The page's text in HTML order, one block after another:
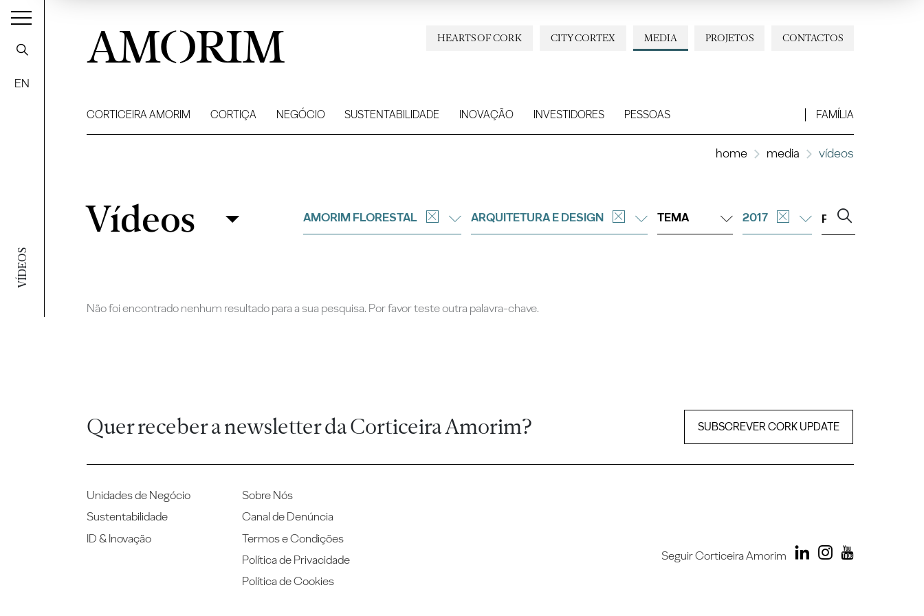
VÍDEOS
EN
AMORIM CONTACTOS
PROJETOS
MEDIA
CITY CORTEX
HEARTS OF CORK
CORTICEIRA AMORIM CORTIÇA NEGÓCIO SUSTENTABILIDADE INOVAÇÃO INVESTIDORES PESSOAS FAMÍLIA
home media vídeos
Filtrar
Vídeos AMORIM FLORESTAL ARQUITETURA E DESIGN TEMA 2017
Não foi encontrado nenhum resultado para a sua pesquisa. Por favor teste outra palavra-chave.
Quer receber a newsletter da Corticeira Amorim? SUBSCREVER CORK UPDATE
Unidades de Negócio
Sustentabilidade
ID & Inovação
Sobre Nós
Canal de Denúncia
Termos e Condições
Política de Privacidade
Política de Cookies
Seguir Corticeira Amorim